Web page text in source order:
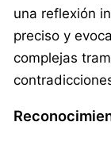
una reflexión
preciso y
complejas